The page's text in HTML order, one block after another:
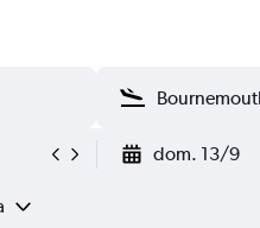
dom. 13/9